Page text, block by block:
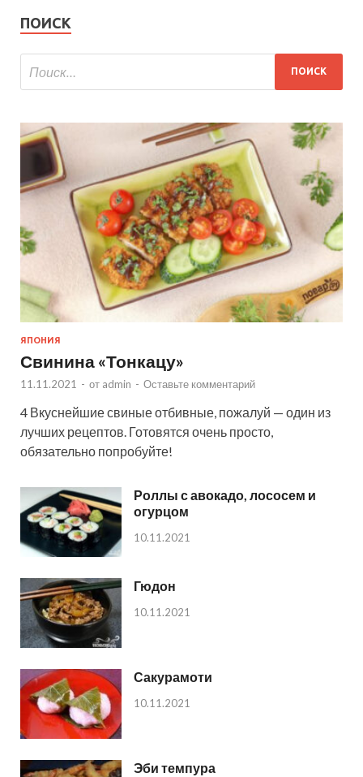
ПОИСК
ЯПОНИЯ
Свинина «Тонкацу»
11.11.2021 - от admin - Оставьте комментарий
4 Вкуснейшие свиные отбивные, пожалуй — один из
лучших рецептов. Готовятся очень просто,
обязательно попробуйте!
Роллы с авокадо, лососем и
огурцом
10.11.2021
Гюдон
10.11.2021
Сакурамоти
10.11.2021
Эби темпура